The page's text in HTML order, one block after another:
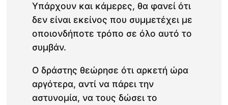
Υπάρχουν και κάμερες, θα φανεί ότι
δεν είναι εκείνος που συμμετέχει με
οποιονδήποτε τρόπο σε όλο αυτό το
συμβάν.
Ο δράστης θεώρησε ότι αρκετή ώρα
αργότερα, αντί να πάρει την
αστυνομία, να τους δώσει το